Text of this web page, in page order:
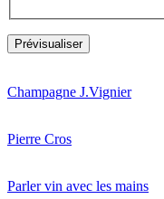
Champagne J.Vignier
Pierre Cros
Parler vin avec les mains